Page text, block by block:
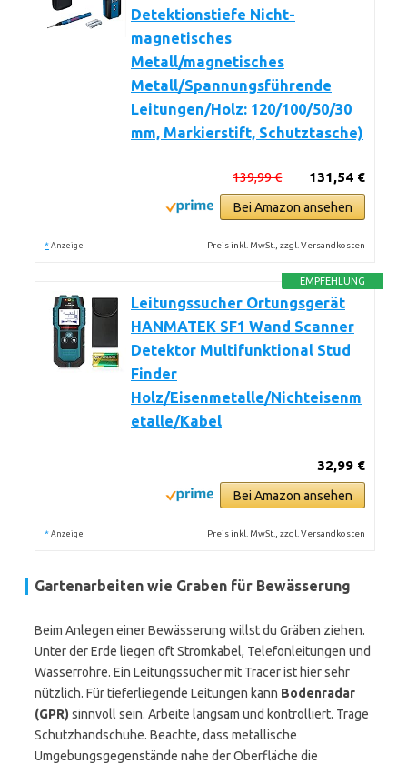
Detektionstiefe Nicht-
magnetisches
Metall/magnetisches
Metall/Spannungsführende
Leitungen/Holz: 120/100/50/30
mm, Markierstift, Schutztasche)
131,54 €
139,99 €
Bei Amazon ansehen
* Anzeige Preis inkl. MwSt., zzgl. Versandkosten
EMPFEHLUNG
Leitungssucher Ortungsgerät
HANMATEK SF1 Wand Scanner
Detektor Multifunktional Stud
Finder
Holz/Eisenmetalle/Nichteisenm
etalle/Kabel
32,99 €
Bei Amazon ansehen
* Anzeige Preis inkl. MwSt., zzgl. Versandkosten
Gartenarbeiten wie Graben für Bewässerung
Beim Anlegen einer Bewässerung willst du Gräben ziehen.
Unter der Erde liegen oft Stromkabel, Telefonleitungen und
Wasserrohre. Ein Leitungssucher mit Tracer ist hier sehr
nützlich. Für tieferliegende Leitungen kann Bodenradar
(GPR) sinnvoll sein. Arbeite langsam und kontrolliert. Trage
Schutzhandschuhe. Beachte, dass metallische
Umgebungsgegenstände nahe der Oberfläche die